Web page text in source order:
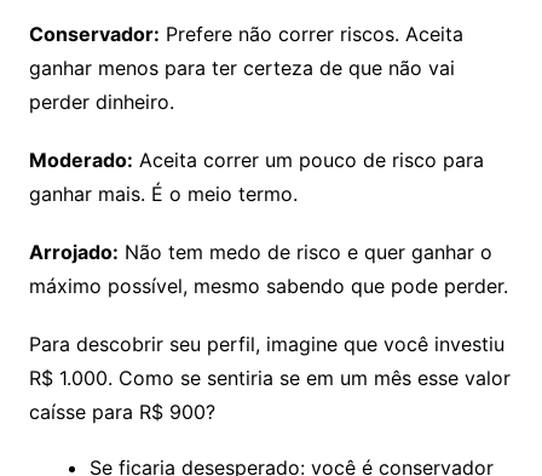
Conservador: Prefere não correr riscos. Aceita
ganhar menos para ter certeza de que não vai
perder dinheiro.
Moderado: Aceita correr um pouco de risco para
ganhar mais. É o meio termo.
Arrojado: Não tem medo de risco e quer ganhar o
máximo possível, mesmo sabendo que pode perder.
Para descobrir seu perfil, imagine que você investiu
R$ 1.000. Como se sentiria se em um mês esse valor
caísse para R$ 900?
Se ficaria desesperado: você é conservador